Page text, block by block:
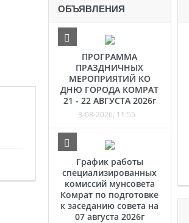
ОБЪЯВЛЕНИЯ
ПРОГРАММА
ПРАЗДНИЧНЫХ
МЕРОПРИЯТИЙ КО
ДНЮ ГОРОДА КОМРАТ
21 - 22 АВГУСТА 2026г
3-08-2026, 11:55
График работы
специализированных
комиссий мунсовета
Комрат по подготовке
к заседанию совета на
07 августа 2026г